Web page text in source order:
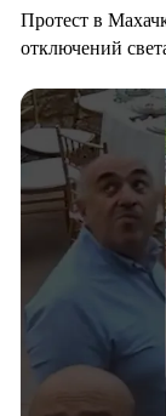
Протест в
отключений